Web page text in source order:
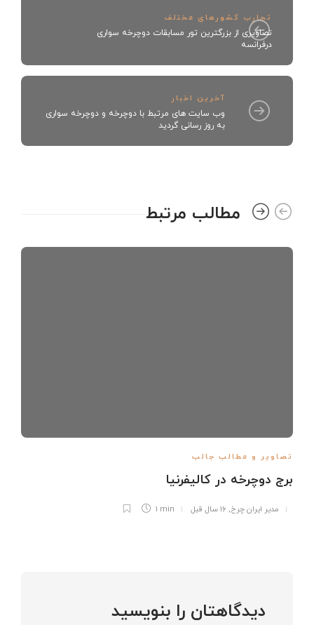
تجارب کشورهای مختلف
تصاویری از بزرگترین تور مسابقات دوچرخه سواری
درفرانسه
آخرین اخبار
وب سایت های مرتبط با دوچرخه و دوچرخه سواری
به روز رسانی گردید
مطالب مرتبط
تصاویر و مطالب جالب
برج دوچرخه در کالیفرنیا
مدیر ایران چرخ, 16 سال قبل 1 min
دیدگاهتان را بنویسید